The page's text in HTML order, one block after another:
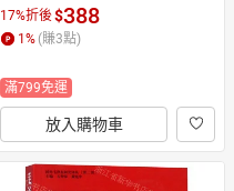
苦難)/格致格爾尼卡丨天龍圖書
簡體字專賣店丨978754323777
3 (tl2610)
17%折後$388
1 % (賺3點)
滿799免運
放入購物車